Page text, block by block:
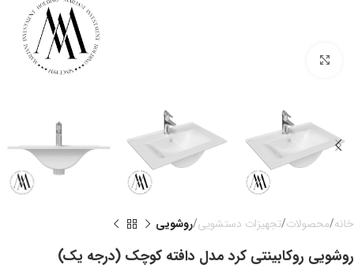
خانه محصولات تجهیزات دستشویی روشویی
روشویی روکابینتی کرد مدل دافته کوچک (درجه یک)